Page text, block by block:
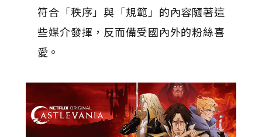
符合「秩序」與「規範」的內容隨著這
些媒介發揮，反而備受國內外的粉絲喜
愛。